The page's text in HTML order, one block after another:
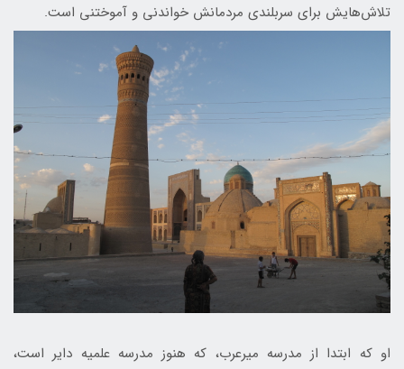
تلاش‌هایش برای سربلندی مردمانش خواندنی و آموختنی است.
او که ابتدا از مدرسه میرعرب، که هنوز مدرسه علمیه دایر است،